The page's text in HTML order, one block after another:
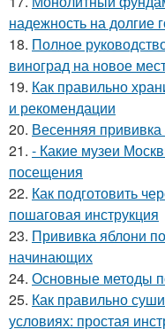
надежность на долгие
18. Полное
виноград на новое
19. Как правильно
и рекомендации
20. Весенняя
21. - Какие музеи
посещения
22. Как подготовить
пошаговая инструкция
23. Прививка яблони
начинающих
24. Основные методы
25. Как правильно
условиях: простая